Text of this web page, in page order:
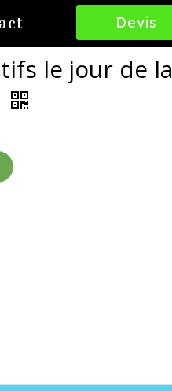
Devis
Gratuit
le jour de la